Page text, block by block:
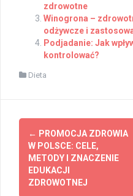
zdrowotne
Winogrona –
odżywcze i
Podjadanie: Jak
kontrolować?
Dieta
Post
navigation
← PROMOCJA ZDROWIA
W POLSCE: CELE,
METODY I ZNACZENIE
EDUKACJI
ZDROWOTNEJ